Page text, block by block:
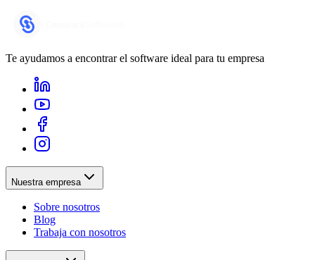
Te ayudamos a encontrar el software ideal para tu empresa
Nuestra empresa
Sobre nosotros
Blog
Trabaja con nosotros